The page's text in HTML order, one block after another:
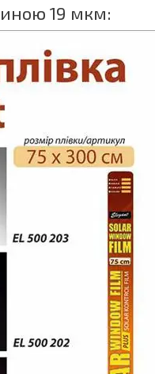
19 мкм: